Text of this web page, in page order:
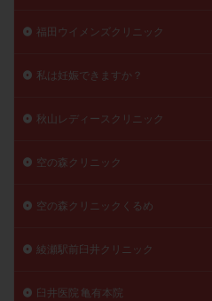
福田ウイメンズクリニック
私は妊娠できますか？
秋山レディースクリニック
空の森クリニック
空の森クリニックくるめ
綾瀬駅前臼井クリニック
臼井医院 亀有本院